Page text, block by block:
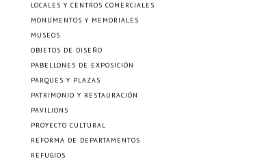
LOCALES Y CENTROS COMERCIALES
MONUMENTOS Y MEMORIALES
MUSEOS
OBJETOS DE DISEÑO
PABELLONES DE EXPOSICIÓN
PARQUES Y PLAZAS
PATRIMONIO Y RESTAURACIÓN
PAVILIONS
PROYECTO CULTURAL
REFORMA DE DEPARTAMENTOS
REFUGIOS